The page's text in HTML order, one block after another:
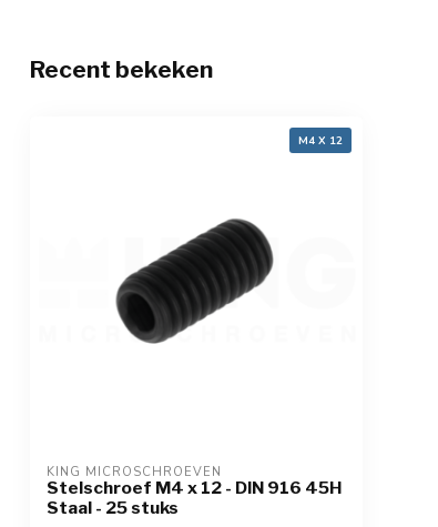
Recent bekeken
M4 X 12
KING MICROSCHROEVEN
Stelschroef M4 x 12 - DIN 916 45H
Staal - 25 stuks